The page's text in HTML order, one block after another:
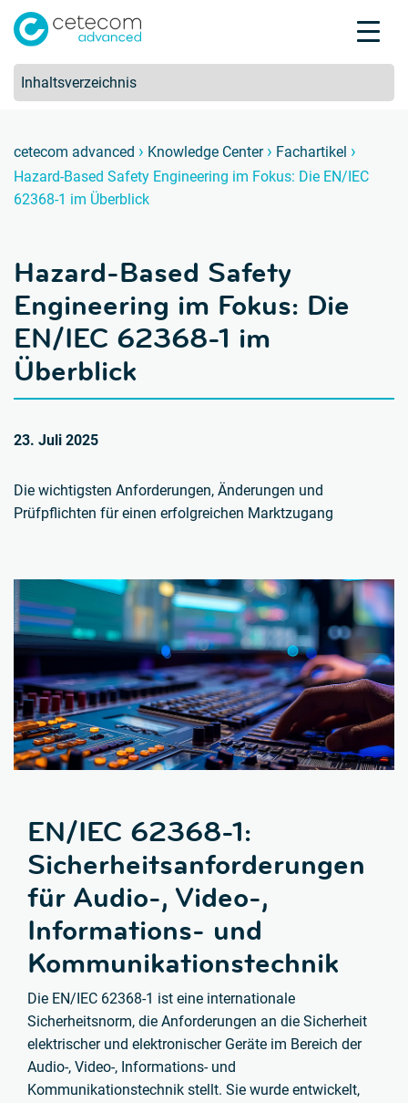
Akkreditierungen Karriere Kontakt
Produktprüfung
Branchen
Knowledge Center
cetecom advanced › Knowledge Center › Fachartikel ›
Hazard-Based Safety Engineering im Fokus: Die EN/IEC
62368-1 im Überblick
Hazard-Based Safety
Engineering im Fokus: Die
EN/IEC 62368-1 im
Überblick
23. Juli 2025
Die wichtigsten Anforderungen, Änderungen und
Prüfpflichten für einen erfolgreichen Marktzugang
Inhaltsverzeichnis
EN/IEC 62368-1:
Sicherheitsanforderungen
für Audio-, Video-,
Informations- und
Kommunikationstechnik
Die EN/IEC 62368-1 ist eine internationale
Sicherheitsnorm, die Anforderungen an die Sicherheit
elektrischer und elektronischer Geräte im Bereich der
Audio-, Video-, Informations- und
Kommunikationstechnik stellt. Sie wurde entwickelt,